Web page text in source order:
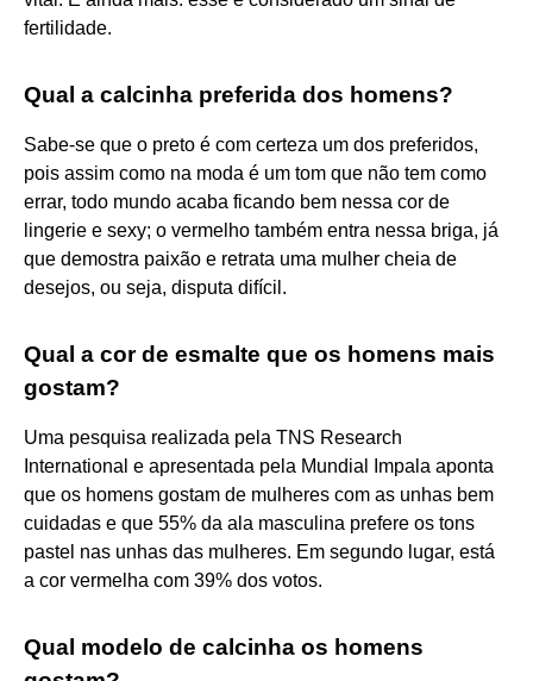
fertilidade.
Qual a calcinha preferida dos homens?
Sabe-se que o preto é com certeza um dos preferidos,
pois assim como na moda é um tom que não tem como
errar, todo mundo acaba ficando bem nessa cor de
lingerie e sexy; o vermelho também entra nessa briga, já
que demostra paixão e retrata uma mulher cheia de
desejos, ou seja, disputa difícil.
Qual a cor de esmalte que os homens mais
gostam?
Uma pesquisa realizada pela TNS Research
International e apresentada pela Mundial Impala aponta
que os homens gostam de mulheres com as unhas bem
cuidadas e que 55% da ala masculina prefere os tons
pastel nas unhas das mulheres. Em segundo lugar, está
a cor vermelha com 39% dos votos.
Qual modelo de calcinha os homens